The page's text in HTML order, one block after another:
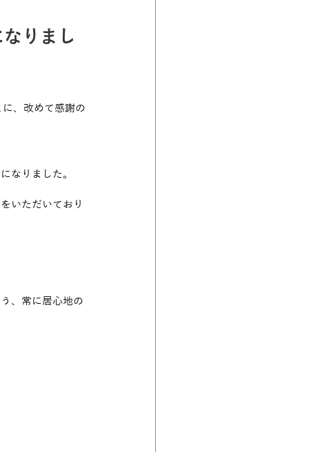
りまし
、改めて感謝の
なりました。
いただいており
、常に居心地の